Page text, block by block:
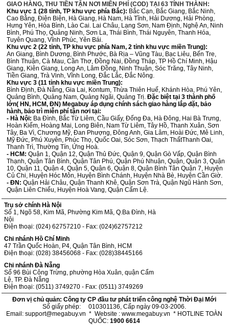
GIAO HÀNG, THU TIỀN TẬN NƠI MIỄN PHÍ (COD) TẠI 63 TỈNH THÀNH:
Khu vực 1 (28 tỉnh, TP khu vực phía Bắc): Bắc Cạn, Bắc Giang, Bắc Ninh,
Cao Bằng, Điện Biện, Hà Giang, Hà Nam, Hà Tĩnh, Hải Dương, Hải Phòng,
Hưng Yên, Hòa Bình, Lào Cai. Lai Châu, Lạng Sơn, Nam Định, Nghệ An, Ninh
Bình, Phú Thọ, Quảng Ninh, Sơn La, Thái Bình, Thái Nguyên, Thanh Hóa,
Tuyên Quang, Vĩnh Phúc, Yên Bái.
Khu vực 2 (22 tỉnh, TP khu vực phía Nam, 2 tỉnh khu vực miền Trung):
An Giang, Bình Dương, Bình Phước, Bà Rịa – Vũng Tàu, Bạc Liêu, Bến Tre,
Bình Thuận, Cà Mau, Cần Thơ, Đồng Nai, Đồng Tháp, TP Hồ Chí Minh, Hậu
Giang, Kiên Giang, Long An, Lâm Đồng, Ninh Thuận, Sóc Trăng, Tây Ninh,
Tiền Giang, Trà Vinh, Vĩnh Long, Đắc Lắc, Đắc Nông.
Khu vực 3 (11 tỉnh khu vực miền Trung):
Bình Định, Đà Nẵng, Gia Lai, Kontum, Thừa Thiên Huế, Khánh Hòa, Phú Yên,
Quảng Bình, Quảng Nam, Quảng Ngãi, Quảng Trị. Đặc biệt tại 3 thành phố
lớn( HN, HCM, ĐN) Megabuy áp dụng chính sách giao hàng lắp đặt, bảo
hành, bảo trì miễn phí tận nơi tại:
- Hà Nội: Ba Đình, Bắc Từ Liêm, Cầu Giấy, Đống Đa, Hà Đông, Hai Bà Trưng,
Hoàn Kiếm, Hoàng Mai, Long Biên, Nam Từ Liêm, Tây Hồ, Thanh Xuân, Sơn
Tây, Ba Vì, Chương Mỹ, Đan Phượng, Đông Anh, Gia Lâm, Hoài Đức, Mê Linh,
Mỹ Đức, Phú Xuyên, Phúc Thọ, Quốc Oai, Sóc Sơn, Thạch ThấtThanh Oai,
Thanh Trì, Thường Tín, Ứng Hoà.
- HCM: Quận 1, Quận 12, Quận Thủ Đức, Quận 9, Quận Gò Vấp, Quận Bình
Thạnh, Quận Tân Bình, Quận Tân Phú, Quận Phú Nhuận, Quận, Quận 3, Quận
10, Quận 11, Quận 4, Quận 5, Quận 6, Quận 8, Quận Bình Tân Quận 7, Huyện
Củ Chi, Huyện Hóc Môn, Huyện Bình Chánh, Huyện Nhà Bè, Huyện Cần Giờ.
- ĐN: Quận Hải Châu, Quận Thanh Khê, Quận Sơn Trà, Quận Ngũ Hành Sơn,
Quận Liên Chiểu, Huyện Hoà Vang, Quận Cẩm Lệ.
Trụ sở chính Hà Nội
Số 1, Ngõ 58, Kim Mã, Phường Kim Mã, Q.Ba Đình, Hà
Nội
Điện thoại: (024) 62757210 - Fax: (024)62757212
Chi nhánh Hồ Chí Minh
47 Trần Quốc Hoàn, P4, Quận Tân Bình, HCM
Điện thoại: (028) 38456068 - Fax: (028)38445166
Chi nhánh Đà Nẵng
Số 96 Bùi Công Trừng, phường Hòa Xuân, quận Cẩm
Lệ, TP. Đà Nẵng
Điện thoại: (0511) 3749270 - Fax: (0511) 3749269
Đơn vị chủ quản: Công ty CP đầu tư phát triển công nghệ Thời Đại Mới
Số giấy phép: 010301136, Cấp ngày 09-03-2006.
Email: support@megabuy.vn * Website : www.megabuy.vn * HOTLINE TOÀN
QUỐC: 1900 6614